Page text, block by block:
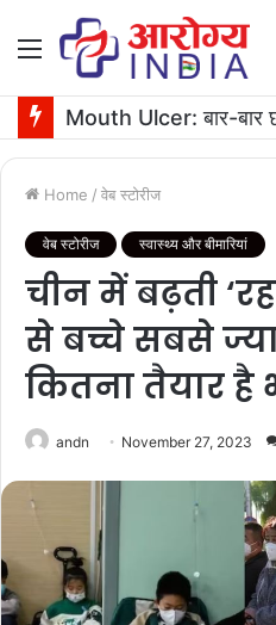
Menu
Home / वेब स्टोरीज
वेब स्टोरीज स्वास्थ्य और बीमारियां
चीन में बढ़ती
से बच्चे सबसे
कितना तैयार है
andn November 27, 2023